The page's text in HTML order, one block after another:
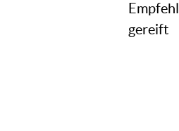
gereift